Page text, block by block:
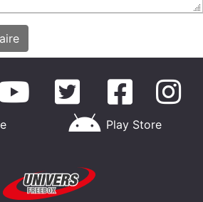
Play Store